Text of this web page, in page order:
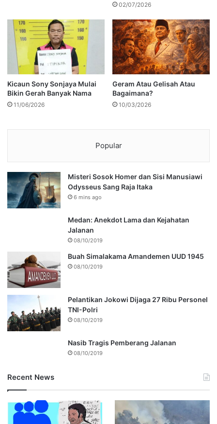
02/07/2026
Kicaun Sony Sonjaya Mulai
Bikin Gerah Banyak Nama
11/06/2026
Geram Atau Gelisah Atau
Bagaimana?
10/03/2026
Popular
Misteri Sosok Homer dan Sisi Manusiawi
Odysseus Sang Raja Itaka
6 mins ago
Medan: Anekdot Lama dan Kejahatan
Jalanan
08/10/2019
Buah Simalakama Amandemen UUD 1945
08/10/2019
Pelantikan Jokowi Dijaga 27 Ribu Personel
TNI-Polri
08/10/2019
Nasib Tragis Pemberang Jalanan
08/10/2019
Recent News